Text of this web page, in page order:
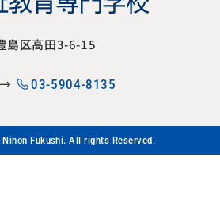
島区高田3-6-15
→ 03-5904-8135
Fukushi. All rights Reserved.